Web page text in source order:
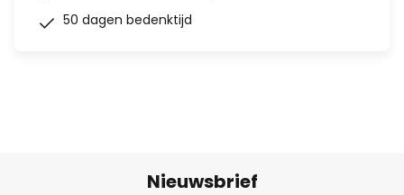
50 dagen bedenktijd
Nieuwsbrief